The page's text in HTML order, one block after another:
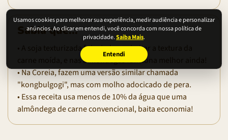
Usamos cookies para melhorar sua experiência, medir audiência e personalizar
anúncios. Ao clicar em entendi, você concorda com nossa política de
privacidade.Saiba Mais.
Entendi
Sabia que...
• A soja texturizada foi criada pra imitar a textura da
carne moída, e nas almôndegas funciona melhor ainda!
• Na Coreia, fazem uma versão similar chamada
"kongbulgogi", mas com molho adocicado de pera.
• Essa receita usa menos de 10% da água que uma
almôndega de carne convencional, baita economia!